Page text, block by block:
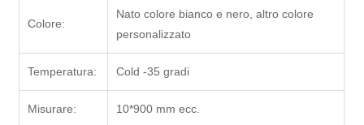
Colore:
Nato colore bianco e nero, altro colore
personalizzato
Temperatura: Cold -35 gradi
Misurare: 10*900 mm ecc.